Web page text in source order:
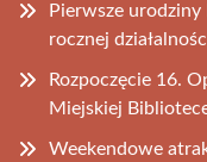
Pierwsze
rocznej
Rozpoczęcie 16.
Miejskiej
Weekendowe